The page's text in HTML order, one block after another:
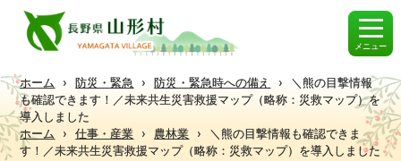
メニュー
ホーム › 防災・緊急 › 防災・緊急時への備え ›
＼熊の目撃情報
も確認できます！／未来共生災害救援マップ（略称：災救マップ）を
導入しました
ホーム
› 仕事・産業 › 農林業 ›
＼熊の目撃情報も確認できま
す！／未来共生災害救援マップ（略称：災救マップ）を導入しました